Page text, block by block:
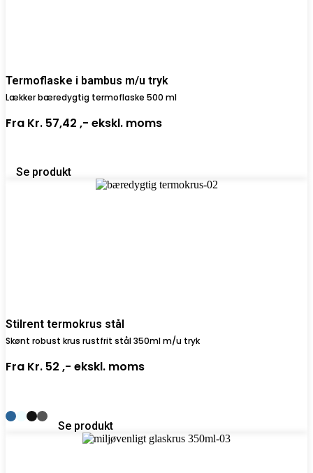
Termoflaske i bambus m/u tryk
Lækker bæredygtig termoflaske 500 ml
Fra Kr. 57,42 ,- ekskl. moms
Se produkt
Stilrent termokrus stål
Skønt robust krus rustfrit stål 350ml m/u tryk
Fra Kr. 52 ,- ekskl. moms
Se produkt